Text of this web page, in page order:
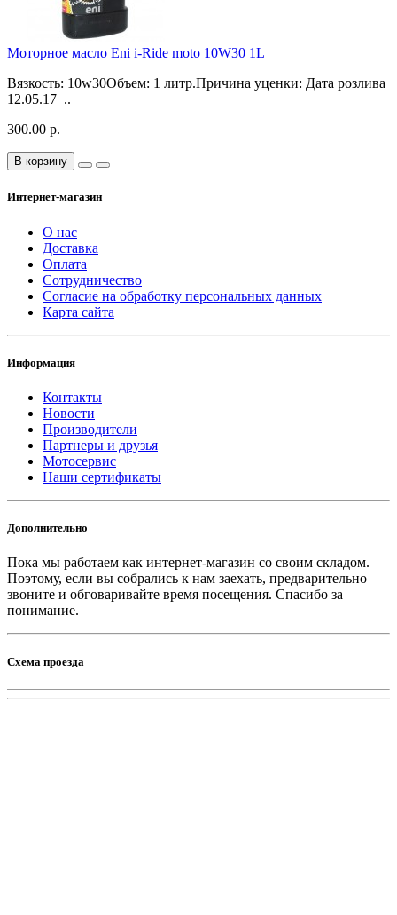
Моторное масло Eni i-Ride moto 10W30 1L
Вязкость: 10w30Объем: 1 литр.Причина уценки: Дата розлива
12.05.17 ..
300.00 р.
В корзину
Интернет-магазин
О нас
Доставка
Оплата
Сотрудничество
Согласие на обработку персональных данных
Карта сайта
Информация
Контакты
Новости
Производители
Партнеры и друзья
Мотосервис
Наши сертификаты
Дополнительно
Пока мы работаем как интернет-магазин со своим складом.
Поэтому, если вы собрались к нам заехать, предварительно
звоните и обговаривайте время посещения. Спасибо за
понимание.
Схема проезда